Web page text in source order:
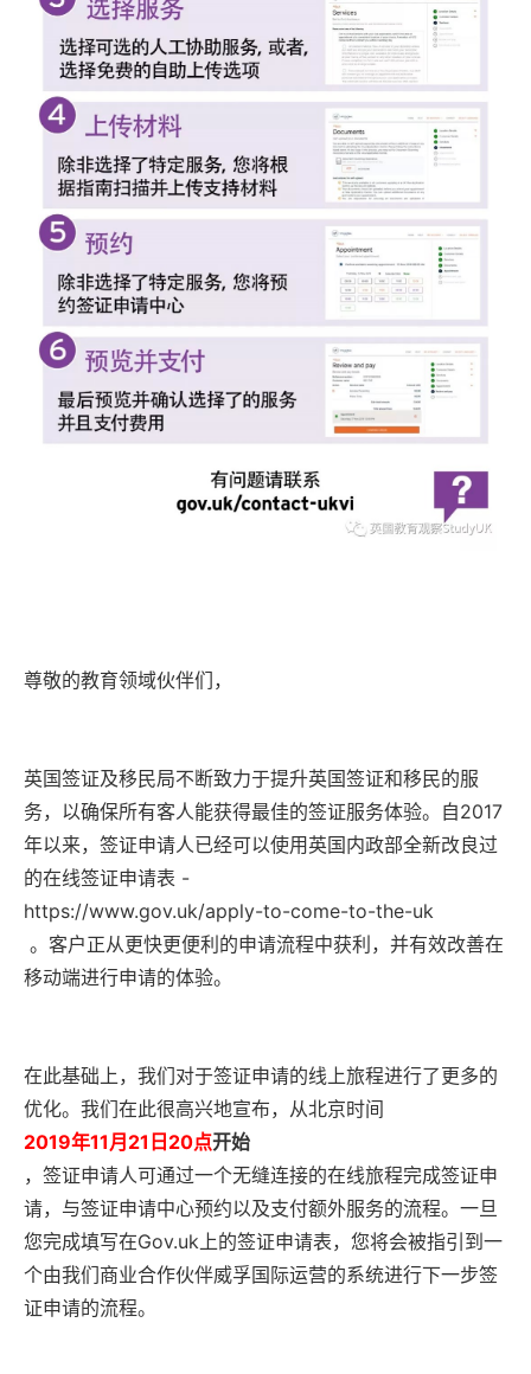
尊敬的教育领域伙伴们，
英国签证及移民局不断致力于提升英国签证和移民的服
务，以确保所有客人能获得最佳的签证服务体验。自2017
年以来，签证申请人已经可以使用英国内政部全新改良过
的在线签证申请表 -
https://www.gov.uk/apply-to-come-to-the-uk
。客户正从更快更便利的申请流程中获利，并有效改善在
移动端进行申请的体验。
在此基础上，我们对于签证申请的线上旅程进行了更多的
优化。我们在此很高兴地宣布，从北京时间
2019年11月21日20点开始
，签证申请人可通过一个无缝连接的在线旅程完成签证申
请，与签证申请中心预约以及支付额外服务的流程。一旦
您完成填写在Gov.uk上的签证申请表，您将会被指引到一
个由我们商业合作伙伴威孚国际运营的系统进行下一步签
证申请的流程。